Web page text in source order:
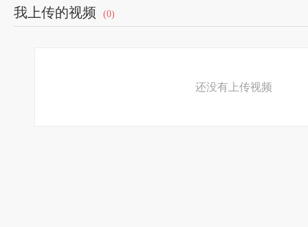
我上传的视频 (0)
还没有上传视频